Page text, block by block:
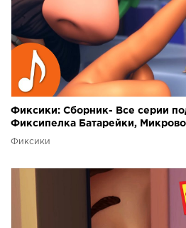
Фиксики: Сборник- Все серии
Фиксипелка Батарейки,
Фиксики